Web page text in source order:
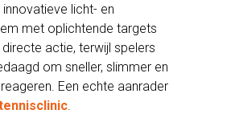
licht- en
met oplichtende targets
actie, terwijl spelers
om sneller, slimmer en
Een echte aanrader
.